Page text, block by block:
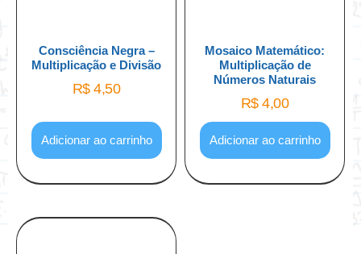
Consciência Negra –
Multiplicação e Divisão
R$4,50
Adicionar ao carrinho
Mosaico Matemático:
Multiplicação de
Números Naturais
R$4,00
Adicionar ao carrinho